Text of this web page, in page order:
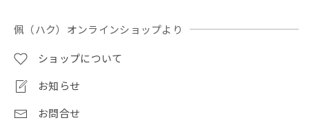
佩（ハク）オンラインショップより
ショップについて
お知らせ
お問合せ